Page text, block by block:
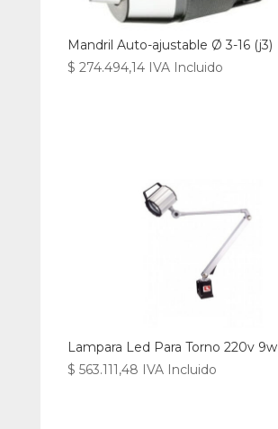
Mandril Auto-ajustable Ø 3-16 (j3)
$ 274.494,14 IVA Incluido
Lampara Led Para Torno 220v 9w
$ 563.111,48 IVA Incluido